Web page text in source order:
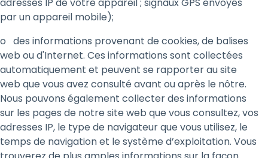
par un appareil mobile);
o des informations provenant de cookies, de balises
web ou d'Internet. Ces informations sont collectées
automatiquement et peuvent se rapporter au site
web que vous avez consulté avant ou après le nôtre.
Nous pouvons également collecter des informations
sur les pages de notre site web que vous consultez, vos
adresses IP, le type de navigateur que vous utilisez, le
temps de navigation et le système d’exploitation. Vous